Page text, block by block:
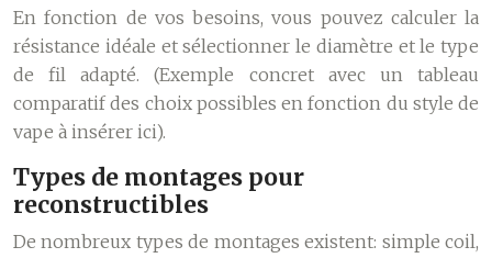
En fonction de vos besoins, vous pouvez calculer la
résistance idéale et sélectionner le diamètre et le type
de fil adapté. (Exemple concret avec un tableau
comparatif des choix possibles en fonction du style de
vape à insérer ici).
Types de montages pour
reconstructibles
De nombreux types de montages existent: simple coil,